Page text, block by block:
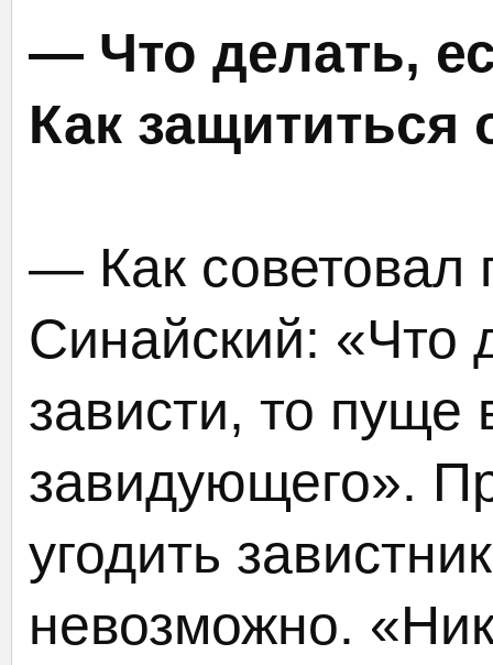
— Что делать,
Как защититься
— Как советовал
Синайский: «Что
зависти, то пуще
завидующего».
угодить
невозможно.